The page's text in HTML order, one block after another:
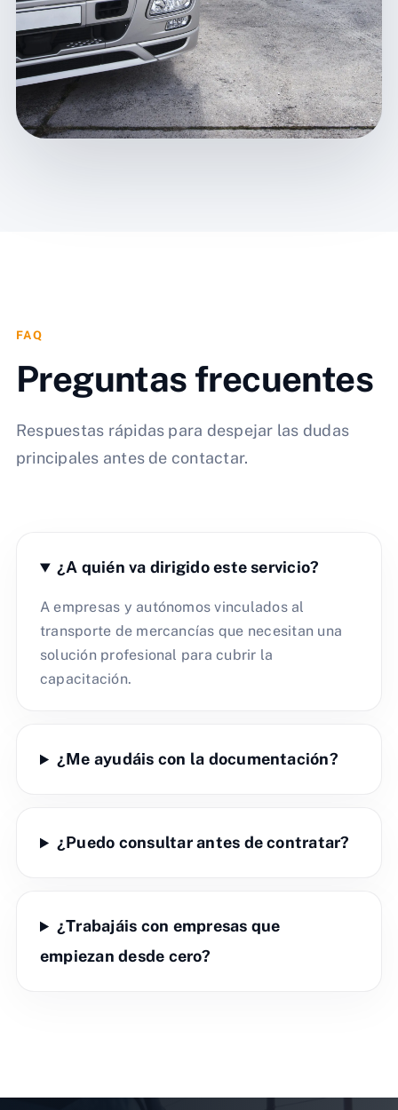
FAQ
Preguntas frecuentes
Respuestas rápidas para despejar las dudas
principales antes de contactar.
¿A quién va dirigido este servicio?
A empresas y autónomos vinculados al
transporte de mercancías que necesitan una
solución profesional para cubrir la
capacitación.
¿Me ayudáis con la documentación?
¿Puedo consultar antes de contratar?
¿Trabajáis con empresas que
empiezan desde cero?